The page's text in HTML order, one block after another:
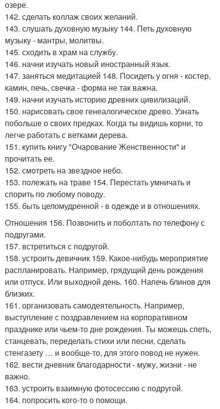
озере.
142. сделать коллаж своих желаний.
143. слушать духовную музыку 144. Петь духовную
музыку - мантры, молитвы.
145. сходить в храм на службу.
146. начни изучать новый иностранный язык.
147. заняться медитацией 148. Посидеть у огня - костер,
камин, печь, свечка - форма не так важна.
149. начни изучать историю древних цивилизаций.
150. нарисовать свое генеалогическое древо. Узнать
побольше о своих предках. Когда ты видишь корни, то
легче работать с ветками дерева.
151. купить книгу "Очарование Женственности" и
прочитать ее.
152. смотреть на звездное небо.
153. полежать на траве 154. Перестать умничать и
спорить по любому поводу.
155. быть целомудренной - в одежде и в отношениях.
Отношения 156. Позвонить и поболтать по телефону с
подругами.
157. встретиться с подругой.
158. устроить девичник 159. Какое-нибудь мероприятие
распланировать. Например, грядущий день рождения
или отпуск. Или выходной день. 160. Напечь блинов для
близких.
161. организовать самодеятельность. Например,
выступление с поздравлением на корпоративном
празднике или чьем-то дне рождения. Ты можешь спеть,
станцевать, переделать стихи или песни, сделать
стенгазету … и вообще-то, для этого повод не нужен.
162. вести дневник благодарности - мужу, жизни - не
важно.
163. устроить взаимную фотосессию с подругой.
164. попросить кого-то о помощи.